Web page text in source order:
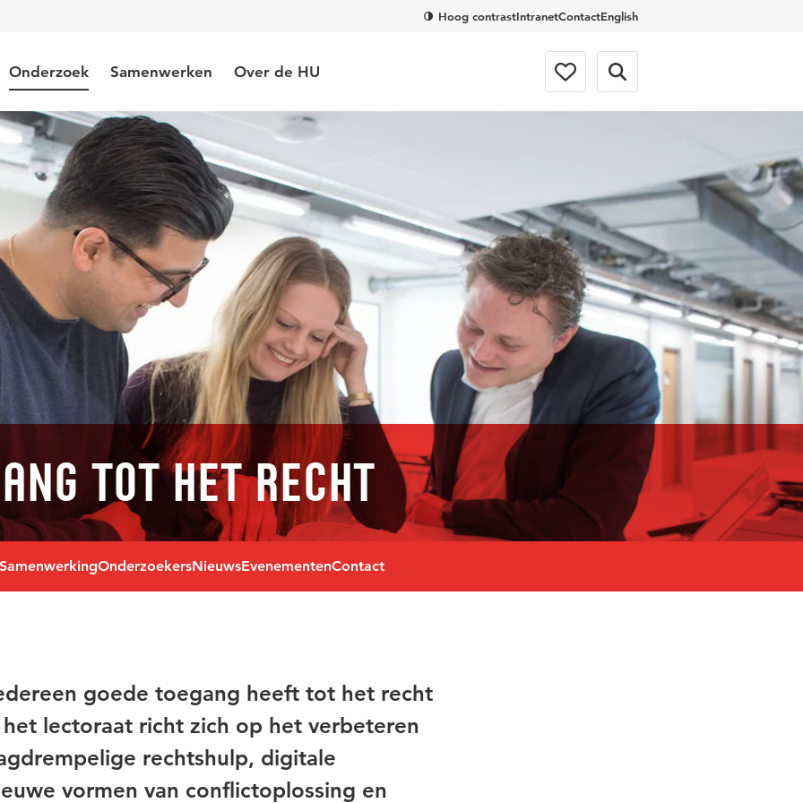
Hoog contrastIntranetContactEnglish
Onderzoek Samenwerken Over de HU
tot het Recht
SamenwerkingOnderzoekersNieuwsEvenementenContact
goede toegang heeft tot het recht
lectoraat richt zich op het verbeteren
rechtshulp, digitale
vormen van conflictoplossing en